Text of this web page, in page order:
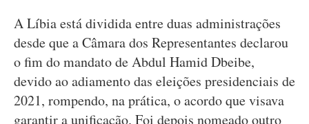
A Líbia está dividida entre duas administrações
desde que a Câmara dos Representantes declarou
o fim do mandato de Abdul Hamid Dbeibe,
devido ao adiamento das eleições presidenciais de
2021, rompendo, na prática, o acordo que visava
garantir a unificação. Foi depois nomeado outro